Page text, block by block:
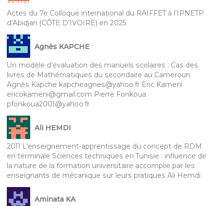
Actes du 7e Colloque international du RAIFFET à l’IPNETP
d’Abidjan (CÔTE D’IVOIRE) en 2025
Agnès KAPCHE
Un modèle d’évaluation des manuels scolaires : Cas des
livres de Mathématiques du secondaire au Cameroun
Agnès Kapche kapcheagnes@yahoo.fr Eric Kameni
ericokameni@gmail.com Pierre Fonkoua
pfonkoua2001@yahoo.fr
Ali HEMDI
2011 L’enseignement-apprentissage du concept de RDM
en terminale Sciences techniques en Tunisie : influence de
la nature de la formation universitaire accomplie par les
enseignants de mécanique sur leurs pratiques Ali Hemdi
Aminata KA